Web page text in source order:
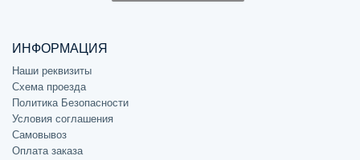
ИНФОРМАЦИЯ
Наши реквизиты
Схема проезда
Политика Безопасности
Условия соглашения
Самовывоз
Оплата заказа